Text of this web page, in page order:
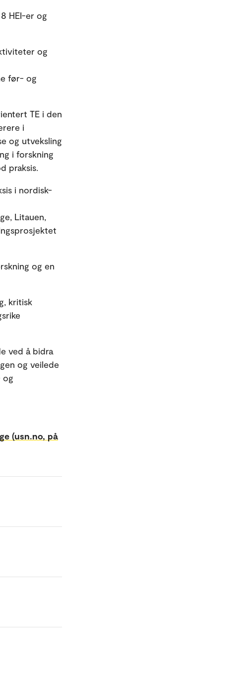
HEI-er og
og
før- og
TE i den
i
og utveksling
i forskning
praksis.
i nordisk-
Litauen,
og en
kritisk
ved å bidra
og veilede
og
(usn.no, på